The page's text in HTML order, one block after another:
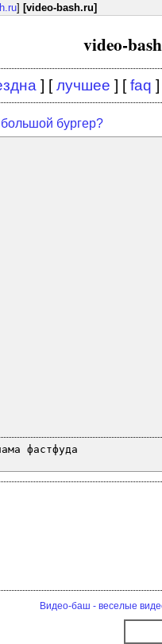
] [video-bash.ru]
video-
] [лучшее ] [faq ]
бургер?
фастфуда
Видео-баш - веселые